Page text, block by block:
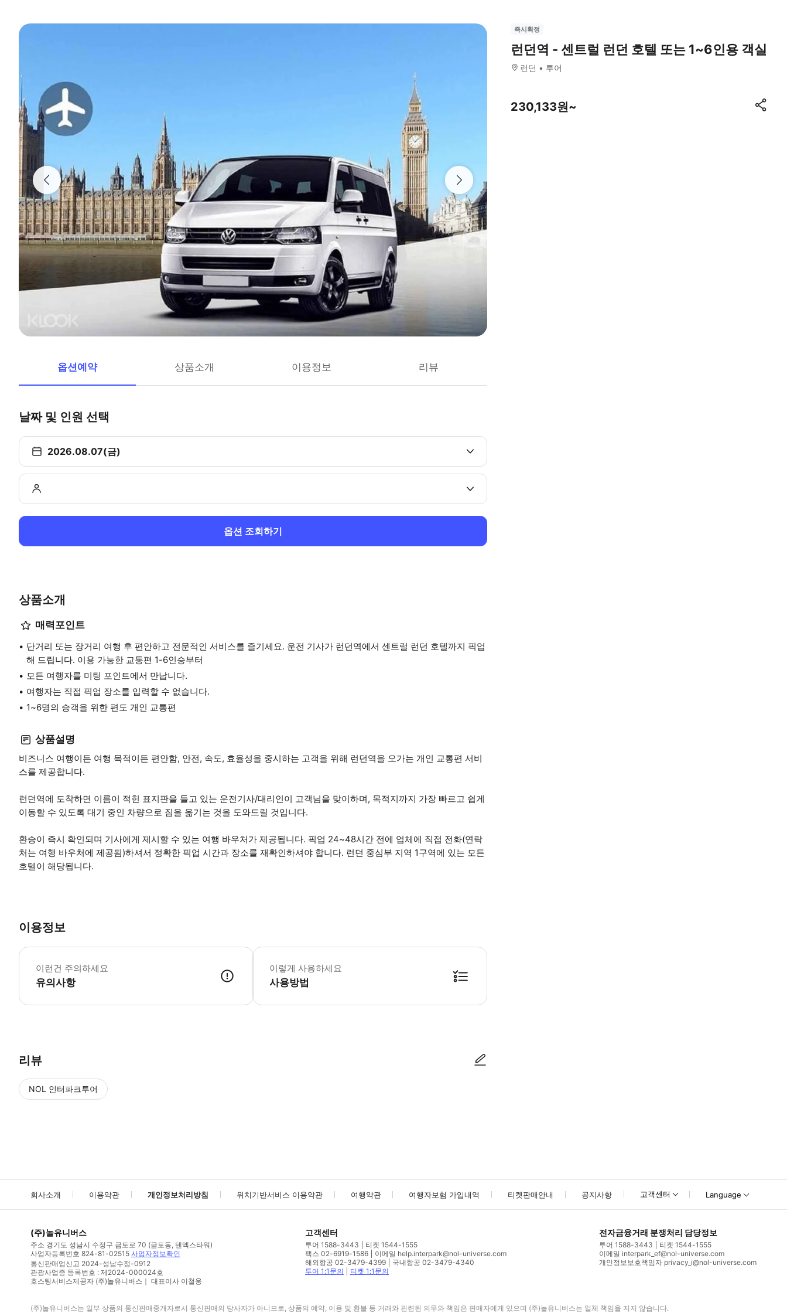
옵션예약 상품소개 이용정보 리뷰
날짜 및 인원 선택
2026.08.07(금)
옵션 조회하기
상품소개
매력포인트
단거리 또는 장거리 여행 후 편안하고 전문적인 서비스를 즐기세요. 운전 기사가 런던역에서 센트럴 런던 호텔까지 픽업
해 드립니다. 이용 가능한 교통편 1-6인승부터
모든 여행자를 미팅 포인트에서 만납니다.
여행자는 직접 픽업 장소를 입력할 수 없습니다.
1~6명의 승객을 위한 편도 개인 교통편
상품설명
비즈니스 여행이든 여행 목적이든 편안함, 안전, 속도, 효율성을 중시하는 고객을 위해 런던역을 오가는 개인 교통편 서비
스를 제공합니다.
런던역에 도착하면 이름이 적힌 표지판을 들고 있는 운전기사/대리인이 고객님을 맞이하며, 목적지까지 가장 빠르고 쉽게
이동할 수 있도록 대기 중인 차량으로 짐을 옮기는 것을 도와드릴 것입니다.
환승이 즉시 확인되며 기사에게 제시할 수 있는 여행 바우처가 제공됩니다. 픽업 24~48시간 전에 업체에 직접 전화(연락
처는 여행 바우처에 제공됨)하셔서 정확한 픽업 시간과 장소를 재확인하셔야 합니다. 런던 중심부 지역 1구역에 있는 모든
호텔이 해당됩니다.
이용정보
이런건 주의하세요
유의사항
- 예약 시 확인을 받으실 수 있습니다. - 사용되는 차량은 다를 수 있습니다. - 환승 시간은 대략적인 시간이며 시간대 및 교통 상황에 따라 달라질 수 있습
이렇게 사용하세요
사용방법
리뷰
NOL 인터파크투어
즉시확정
런던역 - 센트럴 런던 호텔 또는 1~6인용 객실
런던 투어
230,133원~
회사소개 이용약관 개인정보처리방침 위치기반서비스 이용약관 여행약관 여행자보험 가입내역 티켓판매안내 공지사항 고객센터 Language
(주)놀유니버스
주소 경기도 성남시 수정구 금토로 70 (금토동, 텐엑스타워)
사업자등록번호 824-81-02515 사업자정보확인
통신판매업신고 2024-성남수정-0912
관광사업증 등록번호 : 제2024-000024호
호스팅서비스제공자 (주)놀유니버스｜ 대표이사 이철웅
고객센터
투어 1588-3443
티켓 1544-1555
팩스 02-6919-1586
이메일 help.interpark@nol-universe.com
해외항공 02-3479-4399
국내항공 02-3479-4340
투어 1:1문의
티켓 1:1문의
전자금융거래 분쟁처리 담당정보
투어 1588-3443
티켓 1544-1555
이메일 interpark_ef@nol-universe.com
개인정보보호책임자 privacy_i@nol-universe.com
(주)놀유니버스는 일부 상품의 통신판매중개자로서 통신판매의 당사자가 아니므로, 상품의 예약, 이용 및 환불 등 거래와 관련된 의무와 책임은 판매자에게 있으며 (주)놀유니버스는 일체 책임을 지지 않습니다.